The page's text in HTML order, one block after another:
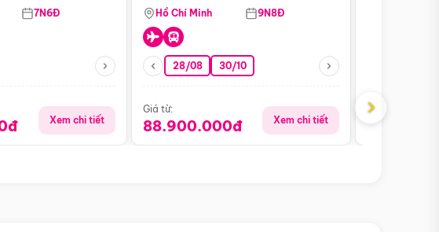
7N6Đ
Xem chi tiết
Bàn - Johannesburg - Pretoria -
Safari - Lodge
Hồ Chí Minh 9N8Đ
28/08 30/10
Giá từ:
88.900.000đ Xem chi tiết
Giá từ:
›